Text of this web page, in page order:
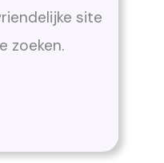
site
zoeken.